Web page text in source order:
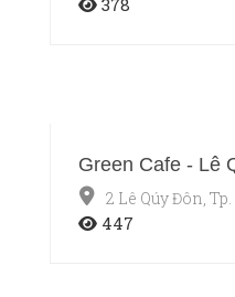
378
Green Cafe - Lê
2 Lê Qúy Đôn,
447